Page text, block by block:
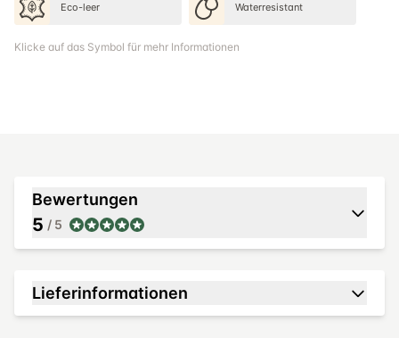
Eco-leer Waterresistant
Klicke auf das Symbol für mehr Informationen
Bewertungen
5 / 5
Lieferinformationen